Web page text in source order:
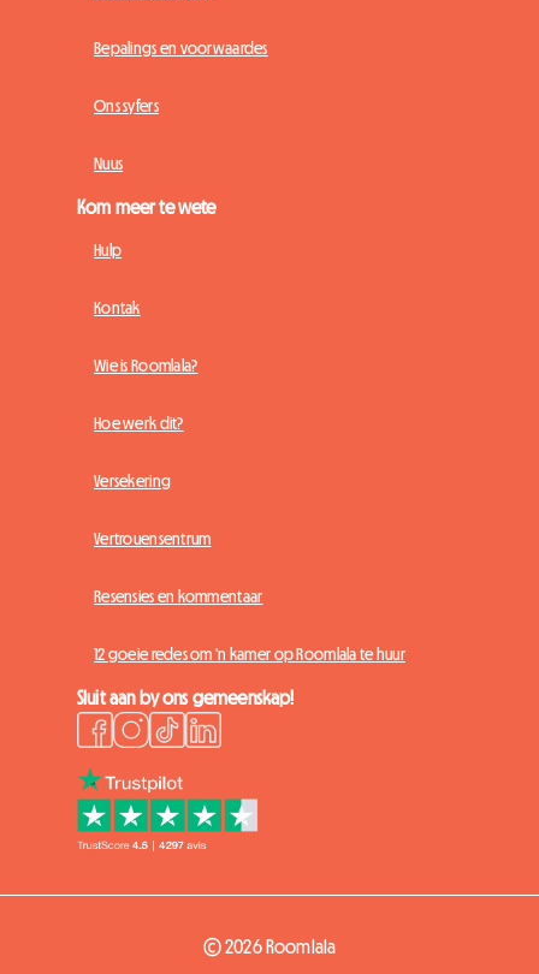
Bepalings en voorwaardes
Ons syfers
Nuus
Kom meer te wete
Hulp
Kontak
Wie is Roomlala?
Hoe werk dit?
Versekering
Vertrouensentrum
Resensies en kommentaar
12 goeie redes om 'n kamer op Roomlala te huur
Sluit aan by ons gemeenskap!
© 2026 Roomlala